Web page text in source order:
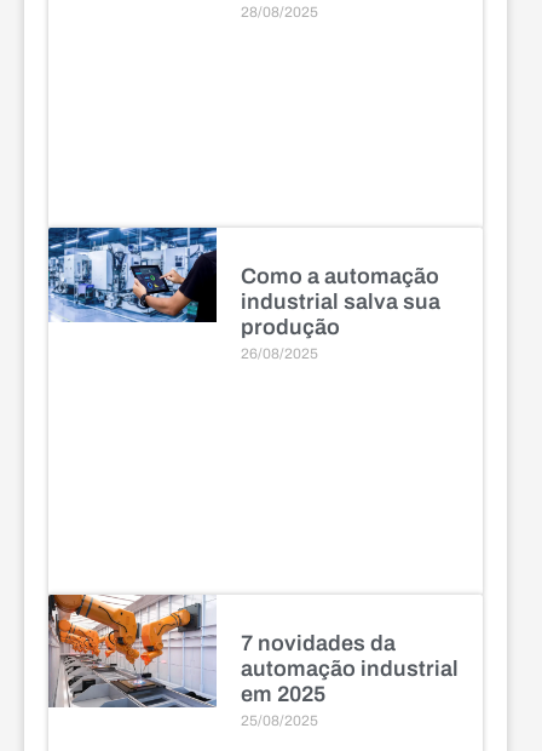
28/08/2025
Como a automação
industrial salva sua
produção
26/08/2025
7 novidades da
automação industrial
em 2025
25/08/2025